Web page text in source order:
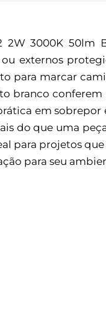
2W 3000K
externos
para marcar
branco
em sobrepor
do que uma
para projetos
para seu